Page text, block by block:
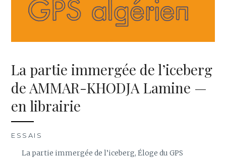
La partie immergée de l’iceberg
de AMMAR-KHODJA Lamine —
en librairie
ESSAIS
La partie immergée de l’iceberg, Éloge du GPS